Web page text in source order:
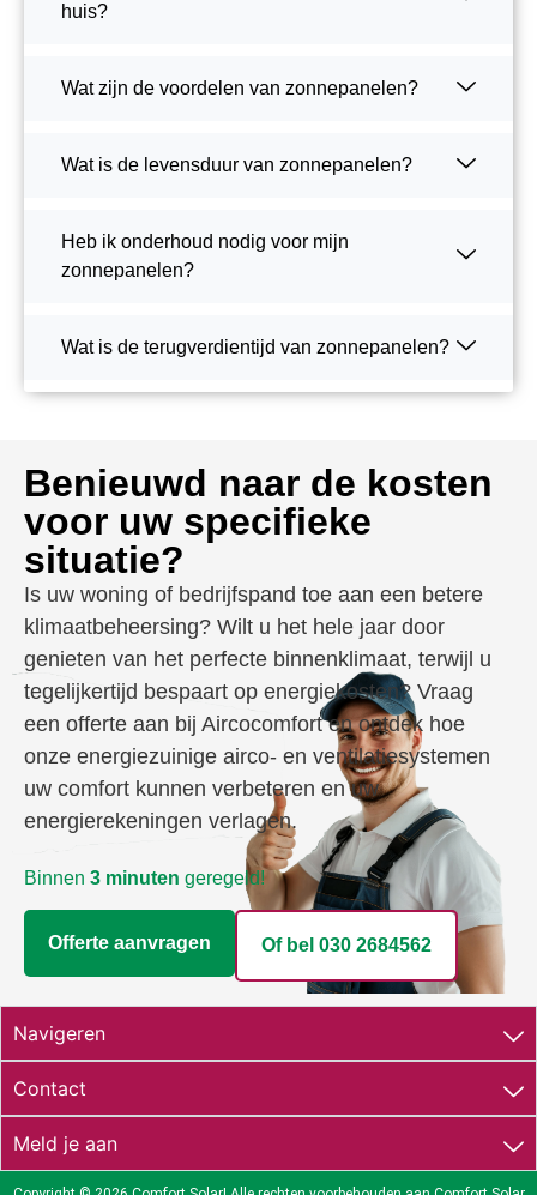
huis?
Wat zijn de voordelen van zonnepanelen?
Wat is de levensduur van zonnepanelen?
Heb ik onderhoud nodig voor mijn
zonnepanelen?
Wat is de terugverdientijd van zonnepanelen?
Benieuwd naar de kosten
voor uw specifieke
situatie?
Is uw woning of bedrijfspand toe aan een betere
klimaatbeheersing? Wilt u het hele jaar door
genieten van het perfecte binnenklimaat, terwijl u
tegelijkertijd bespaart op energiekosten? Vraag
een offerte aan bij Aircocomfort en ontdek hoe
onze energiezuinige airco- en ventilatiesystemen
uw comfort kunnen verbeteren en uw
energierekeningen verlagen.
Binnen 3 minuten geregeld!
Offerte aanvragen Of bel 030 2684562​
Navigeren
Contact
Meld je aan